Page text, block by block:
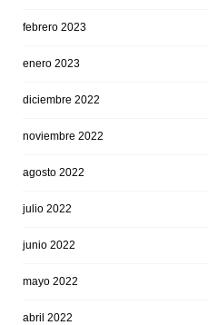
febrero 2023
enero 2023
diciembre 2022
noviembre 2022
agosto 2022
julio 2022
junio 2022
mayo 2022
abril 2022